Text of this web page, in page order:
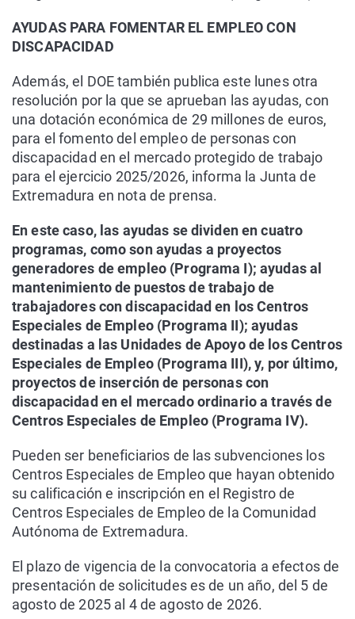
AYUDAS PARA FOMENTAR EL EMPLEO CON
DISCAPACIDAD
Además, el DOE también publica este lunes otra
resolución por la que se aprueban las ayudas, con
una dotación económica de 29 millones de euros,
para el fomento del empleo de personas con
discapacidad en el mercado protegido de trabajo
para el ejercicio 2025/2026, informa la Junta de
Extremadura en nota de prensa.
En este caso, las ayudas se dividen en cuatro
programas, como son ayudas a proyectos
generadores de empleo (Programa I); ayudas al
mantenimiento de puestos de trabajo de
trabajadores con discapacidad en los Centros
Especiales de Empleo (Programa II); ayudas
destinadas a las Unidades de Apoyo de los Centros
Especiales de Empleo (Programa III), y, por último,
proyectos de inserción de personas con
discapacidad en el mercado ordinario a través de
Centros Especiales de Empleo (Programa IV).
Pueden ser beneficiarios de las subvenciones los
Centros Especiales de Empleo que hayan obtenido
su calificación e inscripción en el Registro de
Centros Especiales de Empleo de la Comunidad
Autónoma de Extremadura.
El plazo de vigencia de la convocatoria a efectos de
presentación de solicitudes es de un año, del 5 de
agosto de 2025 al 4 de agosto de 2026.